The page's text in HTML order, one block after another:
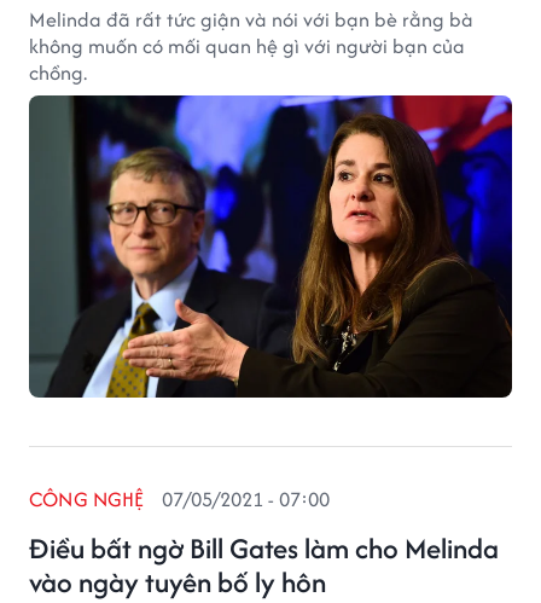
Melinda đã rất tức giận và nói với bạn bè rằng bà
không muốn có mối quan hệ gì với người bạn của
chồng.
Điều bất ngờ Bill Gates làm cho Melinda
vào ngày tuyên bố ly hôn
CÔNG NGHỆ 07/05/2021 - 07:00